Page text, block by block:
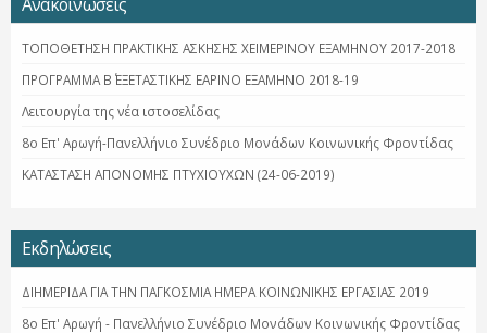
ΤΟΠΟΘΕΤΗΣΗ ΠΡΑΚΤΙΚΗΣ ΑΣΚΗΣΗΣ ΧΕΙΜΕΡΙΝΟΥ ΕΞΑΜΗΝΟΥ 2017-2018
ΠΡΟΓΡΑΜΜΑ Β΄ ΕΞΕΤΑΣΤΙΚΗΣ ΕΑΡΙΝΟ ΕΞΑΜΗΝΟ 2018-19
Λειτουργία της νέα ιστοσελίδας
8ο Επ' Αρωγή-Πανελλήνιο Συνέδριο Μονάδων Κοινωνικής Φροντίδας
ΚΑΤΑΣΤΑΣΗ ΑΠΟΝΟΜΗΣ ΠΤΥΧΙΟΥΧΩΝ (24-06-2019)
Εκδηλώσεις
ΔΙΗΜΕΡΙΔΑ ΓΙΑ ΤΗΝ ΠΑΓΚΟΣΜΙΑ ΗΜΕΡΑ ΚΟΙΝΩΝΙΚΗΣ ΕΡΓΑΣΙΑΣ 2019
8ο Επ' Αρωγή - Πανελλήνιο Συνέδριο Μονάδων Κοινωνικής Φροντίδας